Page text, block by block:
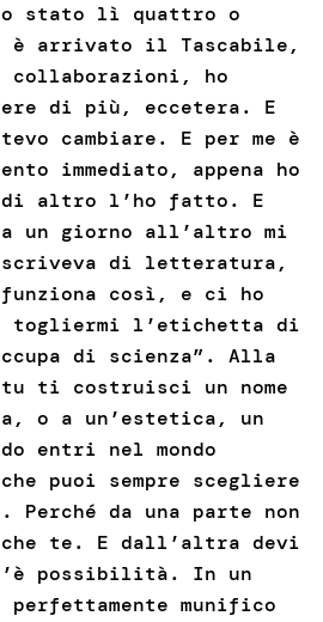
stato lì quattro o
è arrivato il Tascabile,
collaborazioni, ho
di più, eccetera. E
cambiare. E per me è
immediato, appena ho
di altro l’ho fatto. E
un giorno all’altro mi
scriveva di letteratura,
così, e ci ho
togliermi l’etichetta di
di scienza”. Alla
ti costruisci un nome
o a un’estetica, un
entri nel mondo
puoi sempre scegliere
Perché da una parte non
te. E dall’altra devi
possibilità. In un
perfettamente munifico